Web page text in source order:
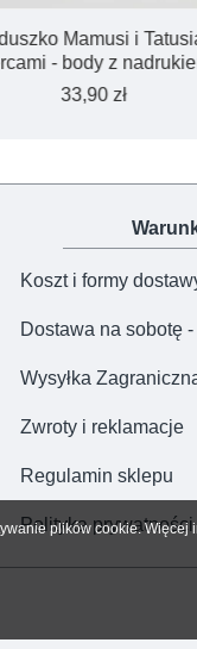
Mamusi i
- body z
33,90 zł
Koszt i formy
Dostawa na sobotę
Wysyłka
Zwroty i reklamacje
Regulamin sklepu
Politykaplików cookie. Więcej